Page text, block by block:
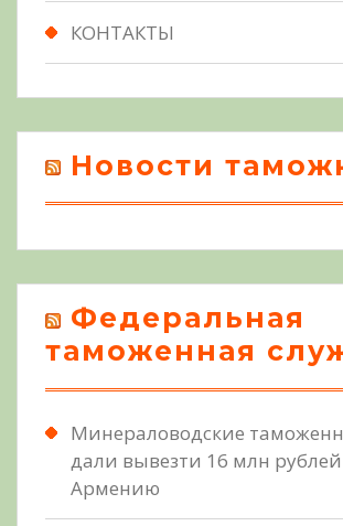
КОНТАКТЫ
Новости
Федеральная
таможенная
Минераловодские
дали вывезти 16 млн
Армению